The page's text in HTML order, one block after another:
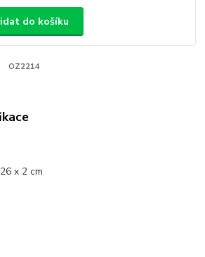
do košíku
OZ2214
x 2 cm